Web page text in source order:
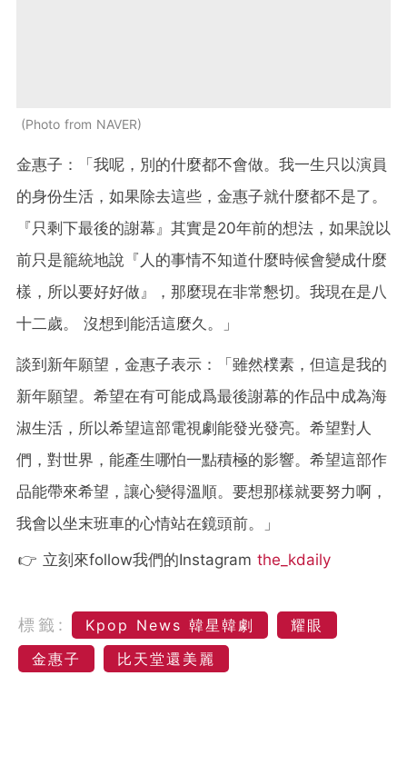
Photo from NAVER
金惠子：「我呢，別的什麼都不會做。我一生只以演員
的身份生活，如果除去這些，金惠子就什麼都不是了。
『只剩下最後的謝幕』其實是20年前的想法，如果說以
前只是籠統地說『人的事情不知道什麼時候會變成什麼
樣，所以要好好做』，那麼現在非常懇切。我現在是八
十二歲。 沒想到能活這麼久。」
談到新年願望，金惠子表示：「雖然樸素，但這是我的
新年願望。希望在有可能成爲最後謝幕的作品中成為海
淑生活，所以希望這部電視劇能發光發亮。希望對人
們，對世界，能產生哪怕一點積極的影響。希望這部作
品能帶來希望，讓心變得溫順。要想那樣就要努力啊，
我會以坐末班車的心情站在鏡頭前。」
👉 立刻來follow我們的Instagram the_kdaily
標籤: Kpop News 韓星韓劇
耀眼
金惠子
比天堂還美麗